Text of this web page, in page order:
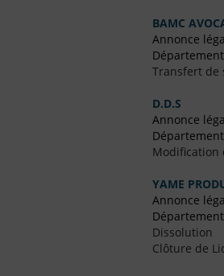
BAMC
Annonce
Transfert de
D.D.S
Annonce
Modification
YAME
Annonce
Dissolution
Clôture de